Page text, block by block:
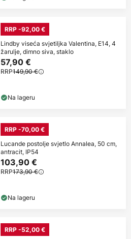
RRP -92,00 €
Lindby viseća svjetiljka Valentina, E14, 4
žarulje, dimno siva, staklo
57,90 €
RRP149,90 €
Na lageru
RRP -70,00 €
Lucande postolje svjetlo Annalea, 50 cm,
antracit, IP54
103,90 €
RRP173,90 €
Na lageru
RRP -52,00 €